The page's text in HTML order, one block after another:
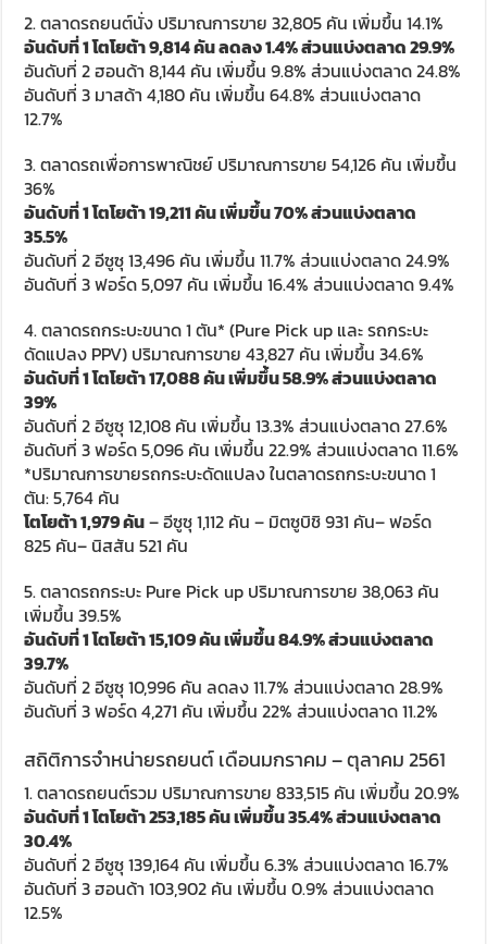
2. ตลาดรถยนต์นั่ง ปริมาณการขาย 32,805 คัน เพิ่มขึ้น 14.1%
อันดับที่ 1 โตโยต้า 9,814 คัน ลดลง 1.4% ส่วนแบ่งตลาด 29.9%
อันดับที่ 2 ฮอนด้า 8,144 คัน เพิ่มขึ้น 9.8% ส่วนแบ่งตลาด 24.8%
อันดับที่ 3 มาสด้า 4,180 คัน เพิ่มขึ้น 64.8% ส่วนแบ่งตลาด
12.7%
3. ตลาดรถเพื่อการพาณิชย์ ปริมาณการขาย 54,126 คัน เพิ่มขึ้น
36%
อันดับที่ 1 โตโยต้า 19,211 คัน เพิ่มขึ้น 70% ส่วนแบ่งตลาด
35.5%
อันดับที่ 2 อีซูซุ 13,496 คัน เพิ่มขึ้น 11.7% ส่วนแบ่งตลาด 24.9%
อันดับที่ 3 ฟอร์ด 5,097 คัน เพิ่มขึ้น 16.4% ส่วนแบ่งตลาด 9.4%
4. ตลาดรถกระบะขนาด 1 ตัน* (Pure Pick up และ รถกระบะ
ดัดแปลง PPV) ปริมาณการขาย 43,827 คัน เพิ่มขึ้น 34.6%
อันดับที่ 1 โตโยต้า 17,088 คัน เพิ่มขึ้น 58.9% ส่วนแบ่งตลาด
39%
อันดับที่ 2 อีซูซุ 12,108 คัน เพิ่มขึ้น 13.3% ส่วนแบ่งตลาด 27.6%
อันดับที่ 3 ฟอร์ด 5,096 คัน เพิ่มขึ้น 22.9% ส่วนแบ่งตลาด 11.6%
*ปริมาณการขายรถกระบะดัดแปลง ในตลาดรถกระบะขนาด 1
ตัน: 5,764 คัน
โตโยต้า 1,979 คัน– อีซูซุ 1,112 คัน – มิตซูบิชิ 931 คัน– ฟอร์ด
825 คัน– นิสสัน 521 คัน
5. ตลาดรถกระบะ Pure Pick up ปริมาณการขาย 38,063 คัน
เพิ่มขึ้น 39.5%
อันดับที่ 1 โตโยต้า 15,109 คัน เพิ่มขึ้น 84.9% ส่วนแบ่งตลาด
39.7%
อันดับที่ 2 อีซูซุ 10,996 คัน ลดลง 11.7% ส่วนแบ่งตลาด 28.9%
อันดับที่ 3 ฟอร์ด 4,271 คัน เพิ่มขึ้น 22% ส่วนแบ่งตลาด 11.2%
สถิติการจำหน่ายรถยนต์ เดือนมกราคม – ตุลาคม 2561
1. ตลาดรถยนต์รวม ปริมาณการขาย 833,515 คัน เพิ่มขึ้น 20.9%
อันดับที่ 1 โตโยต้า 253,185 คัน เพิ่มขึ้น 35.4% ส่วนแบ่งตลาด
30.4%
อันดับที่ 2 อีซูซุ 139,164 คัน เพิ่มขึ้น 6.3% ส่วนแบ่งตลาด 16.7%
อันดับที่ 3 ฮอนด้า 103,902 คัน เพิ่มขึ้น 0.9% ส่วนแบ่งตลาด
12.5%